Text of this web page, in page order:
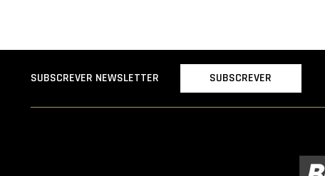
SUBSCREVER NEWSLETTER SUBSCREVER